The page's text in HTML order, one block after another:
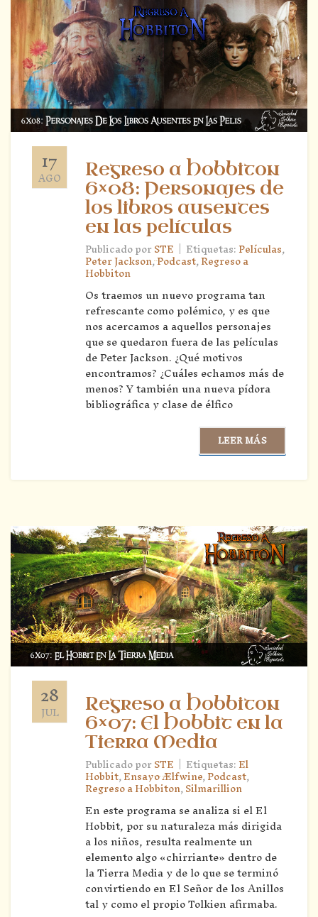
17
AGO
Regreso a Hobbiton
6×08: Personajes de
los libros ausentes
en las películas
Publicado porSTE | Etiquetas:Películas,
Peter Jackson,Podcast,Regreso a
Hobbiton
Os traemos un nuevo programa tan
refrescante como polémico, y es que
nos acercamos a aquellos personajes
que se quedaron fuera de las películas
de Peter Jackson. ¿Qué motivos
encontramos? ¿Cuáles echamos más de
menos? Y también una nueva pídora
bibliográfica y clase de élfico
LEER MÁS
28
JUL
Regreso a Hobbiton
6×07: El Hobbit en la
Tierra Media
Publicado porSTE | Etiquetas:El
Hobbit,Ensayo Ælfwine,Podcast,
Regreso a Hobbiton,Silmarillion
En este programa se analiza si el El
Hobbit, por su naturaleza más dirigida
a los niños, resulta realmente un
elemento algo «chirriante» dentro de
la Tierra Media y de lo que se terminó
convirtiendo en El Señor de los Anillos
tal y como el propio Tolkien afirmaba.